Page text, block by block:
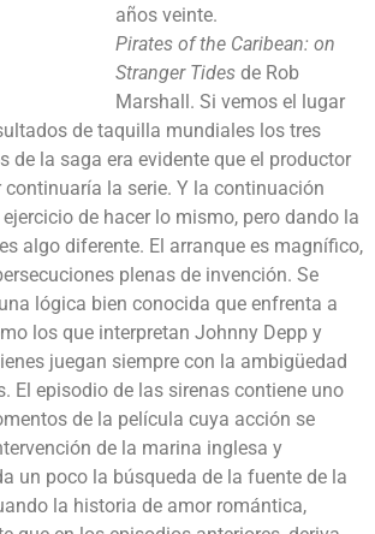
años veinte.
Pirates of the Caribean: on
Stranger Tides de Rob
Marshall. Si vemos el lugar
de taquilla mundiales los tres
de la saga era evidente que el productor
continuaría la serie. Y la continuación
de hacer lo mismo, pero dando la
algo diferente. El arranque es magnífico,
plenas de invención. Se
lógica bien conocida que enfrenta a
los que interpretan Johnny Depp y
juegan siempre con la ambigüedad
El episodio de las sirenas contiene uno
de la película cuya acción se
de la marina inglesa y
un poco la búsqueda de la fuente de la
la historia de amor romántica,